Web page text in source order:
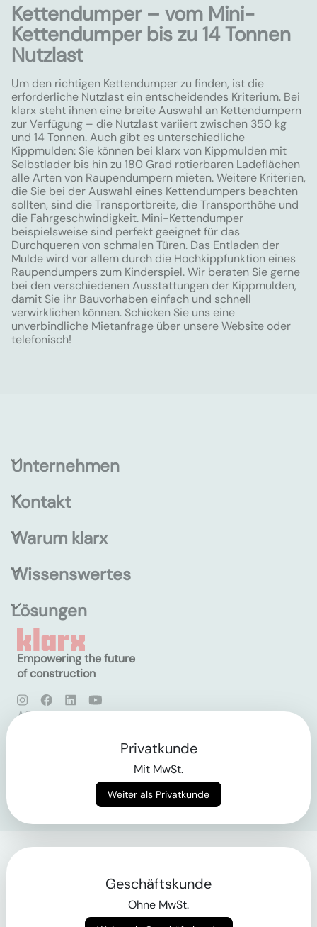
Kettendumper – vom Mini-
Kettendumper bis zu 14 Tonnen
Nutzlast
Um den richtigen Kettendumper zu finden, ist die
erforderliche Nutzlast ein entscheidendes Kriterium. Bei
klarx steht ihnen eine breite Auswahl an Kettendumpern
zur Verfügung – die Nutzlast variiert zwischen 350 kg
und 14 Tonnen. Auch gibt es unterschiedliche
Kippmulden: Sie können bei klarx von Kippmulden mit
Selbstlader bis hin zu 180 Grad rotierbaren Ladeflächen
alle Arten von Raupendumpern mieten. Weitere Kriterien,
die Sie bei der Auswahl eines Kettendumpers beachten
sollten, sind die Transportbreite, die Transporthöhe und
die Fahrgeschwindigkeit. Mini-Kettendumper
beispielsweise sind perfekt geeignet für das
Durchqueren von schmalen Türen. Das Entladen der
Mulde wird vor allem durch die Hochkippfunktion eines
Raupendumpers zum Kinderspiel. Wir beraten Sie gerne
bei den verschiedenen Ausstattungen der Kippmulden,
damit Sie ihr Bauvorhaben einfach und schnell
verwirklichen können. Schicken Sie uns eine
unverbindliche Mietanfrage über unsere Website oder
telefonisch!
Unternehmen
Kontakt
Warum klarx
Wissenswertes
Lösungen
Empowering the future
of construction
AGB
Privatkunde
Mit MwSt.
Weiter als Privatkunde
Geschäftskunde
Ohne MwSt.